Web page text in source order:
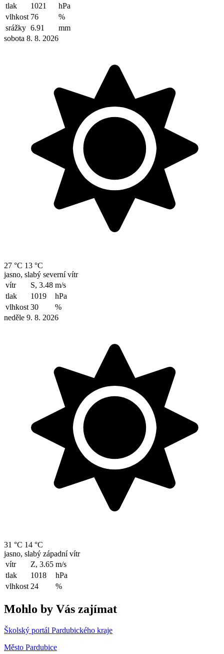
tlak
1021
hPa
vlhkost 76
%
srážky 6.91
mm
sobota 8. 8. 2026
27 °C 13 °C
jasno, slabý severní vítr
vítr
S, 3.48 m/s
tlak
1019
hPa
vlhkost 30
%
neděle 9. 8. 2026
31 °C 14 °C
jasno, slabý západní vítr
vítr
Z, 3.65 m/s
tlak
1018
hPa
vlhkost 24 %
Mohlo by Vás zajímat
Školský portál Pardubického kraje
Město Pardubice